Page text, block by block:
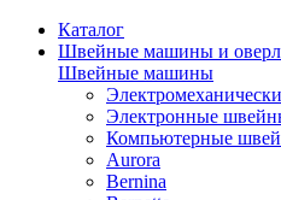
Каталог
Швейные машины и
Швейные машины
Электронные
Компьютерные
Aurora
Bernina